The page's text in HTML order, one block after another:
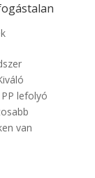
lefolyó
van